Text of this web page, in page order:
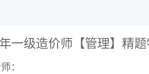
一级造价师【管理】精
：